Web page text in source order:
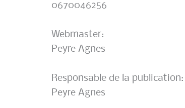
0670046256
Webmaster:
Peyre Agnes
Responsable de la publication:
Peyre Agnes